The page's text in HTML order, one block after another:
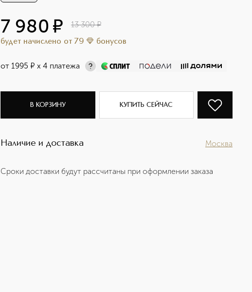
7 980 ¤ 13 300 ¤
будет начислено от 79 бонусов
от 1995 ¤ х 4 платежа
В КОРЗИНУ КУПИТЬ СЕЙЧАС
Наличие и доставка Москва
Сроки доставки будут рассчитаны при оформлении заказа